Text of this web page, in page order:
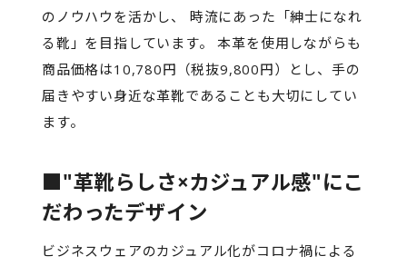
のノウハウを活かし、 時流にあった「紳士になれ
る靴」を目指しています。 本革を使用しながらも
商品価格は10,780円（税抜9,800円）とし、手の
届きやすい身近な革靴であることも大切にしてい
ます。
■"革靴らしさ×カジュアル感"にこ
だわったデザイン
ビジネスウェアのカジュアル化がコロナ禍による